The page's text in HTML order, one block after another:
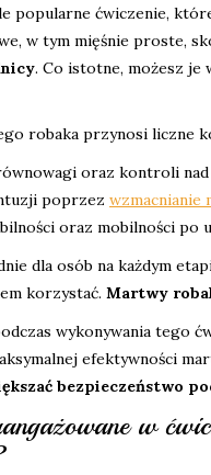
popularne ćwiczenie,
w tym mięśnie proste,
. Co istotne, możesz je
robaka przynosi liczne
oraz kontroli nad
poprzez wzmacnianie
oraz mobilności po
dla osób na każdym
korzystać. Martwy
wykonywania tego
efektywności
bezpieczeństwo
w